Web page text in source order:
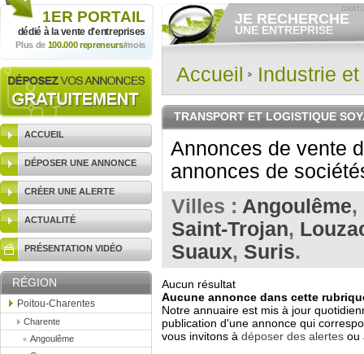
1ER PORTAIL
dédié à la vente d'entreprises
Plus de 100.000 repreneurs/mois
ACCUEIL
DÉPOSER UNE ANNONCE
CRÉER UNE ALERTE
ACTUALITÉ
PRÉSENTATION VIDÉO
RÉGION
Poitou-Charentes
Charente
Angoulême
JE RECHERCHE
UNE ENTREPRISE
Consulter gratuitementles
vendre.
Et/ou déposergratuitement
RECHERCHER UNE
ANNONCE
Accueil Industrie
TRANSPORT ET LOGISTIQUE
Annonces de vente
annonces de
Villes : Angoulême,
Saint-Trojan,
Suaux, Suris.
Aucun résultat
Aucune annonce dans cette
Notre annuaire est mis à jour
publication d'une annonce qui
vous invitons à déposer des alertes ou